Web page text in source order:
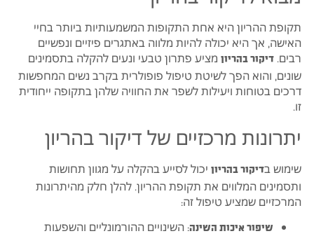
תקופת ההריון היא אחת התקופות המשמעותיות ביותר בחיי
האישה, אך היא יכולה להיות מלווה באתגרים פיזיים ונפשיים
רבים. דיקור בהריוןמציע פתרון טבעי ונעים להקלה בתסמינים
שונים, והוא הפך לשיטת טיפול פופולרית בקרב נשים המחפשות
דרכים בטוחות ויעילות לשפר את החוויה שלהן בתקופה ייחודית
זו.
יתרונות מרכזיים של דיקור בהריון
שימוש בדיקור בהריוןיכול לסייע בהקלה על מגוון תחושות
ותסמינים המלווים את תקופת ההריון. להלן חלק מהיתרונות
המרכזיים שמציע טיפול זה:
שיפור איכות השינה: השינויים ההורמונליים והשפעות